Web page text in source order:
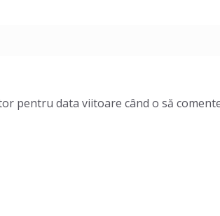
pentru data viitoare când o să